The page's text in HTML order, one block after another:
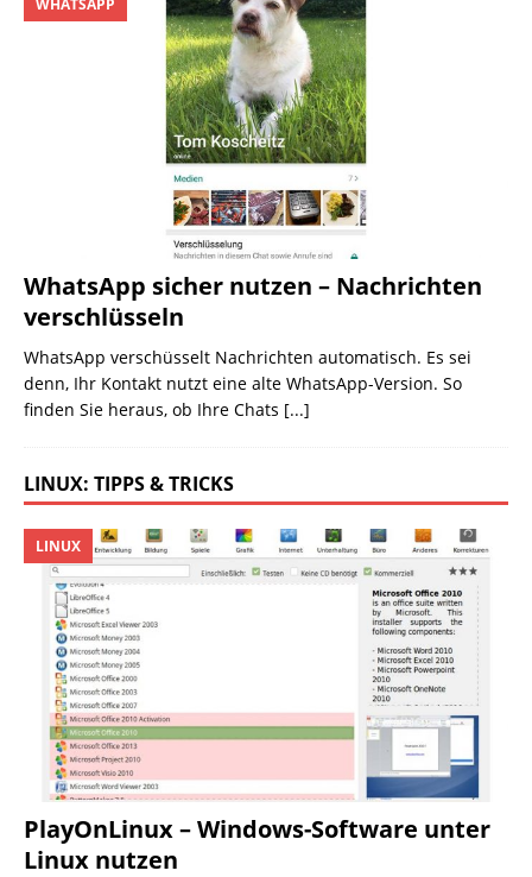
WhatsApp sicher nutzen – Nachrichten
verschlüsseln
WHATSAPP
WhatsApp verschüsselt Nachrichten automatisch. Es sei
denn, Ihr Kontakt nutzt eine alte WhatsApp-Version. So
finden Sie heraus, ob Ihre Chats [...]
LINUX: TIPPS & TRICKS
PlayOnLinux – Windows-Software unter
Linux nutzen
LINUX